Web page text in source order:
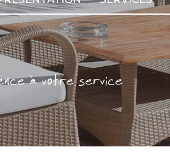
à votre service